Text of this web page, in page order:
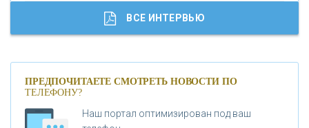
«ГАЗПРОМБАНК»
«МОСКОВСКИЙ КРЕДИТНЫЙ БАНК»
ВСЕ ИНТЕРВЬЮ
ПРЕДПОЧИТАЕТЕ СМОТРЕТЬ НОВОСТИ ПО
ТЕЛЕФОНУ?
Наш портал оптимизирован под ваш